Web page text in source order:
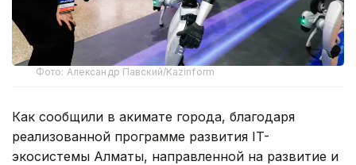
Фото: Александр Павский/Kazinform
Как сообщили в акимате города, благодаря
реализованной программе развития IT-
экосистемы Алматы, направленной на развитие и